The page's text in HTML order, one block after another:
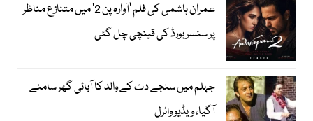
عمران ہاشمی کی فلم ’آوارہ پن 2‘ میں متنازع مناظر
پر سنسر بورڈ کی قینچی چل گئی
جہلم میں سنجے دت کے والد کا آبائی گھر سامنے
آگیا، ویڈیو وائرل